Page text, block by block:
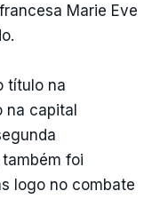
Marie Eve
título na
na capital
foi
logo no combate